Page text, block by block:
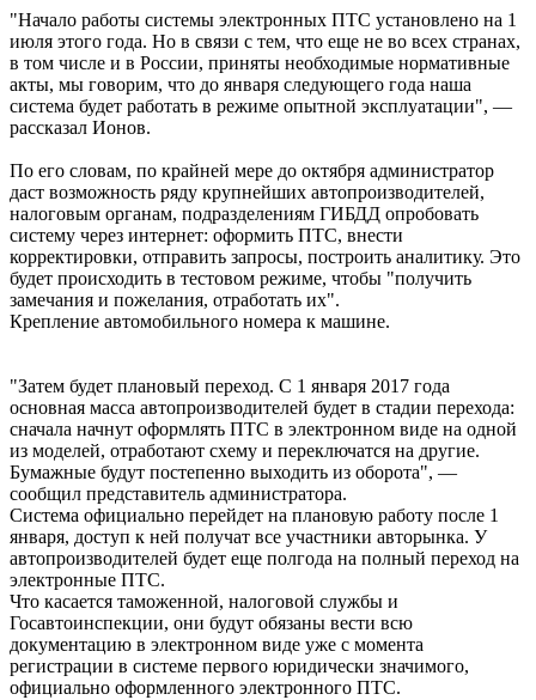
"Начало работы системы электронных ПТС установлено на 1
июля этого года. Но в связи с тем, что еще не во всех странах,
в том числе и в России, приняты необходимые нормативные
акты, мы говорим, что до января следующего года наша
система будет работать в режиме опытной эксплуатации", —
рассказал Ионов.
По его словам, по крайней мере до октября администратор
даст возможность ряду крупнейших автопроизводителей,
налоговым органам, подразделениям ГИБДД опробовать
систему через интернет: оформить ПТС, внести
корректировки, отправить запросы, построить аналитику. Это
будет происходить в тестовом режиме, чтобы "получить
замечания и пожелания, отработать их".
Крепление автомобильного номера к машине.
"Затем будет плановый переход. С 1 января 2017 года
основная масса автопроизводителей будет в стадии перехода:
сначала начнут оформлять ПТС в электронном виде на одной
из моделей, отработают схему и переключатся на другие.
Бумажные будут постепенно выходить из оборота", —
сообщил представитель администратора.
Система официально перейдет на плановую работу после 1
января, доступ к ней получат все участники авторынка. У
автопроизводителей будет еще полгода на полный переход на
электронные ПТС.
Что касается таможенной, налоговой службы и
Госавтоинспекции, они будут обязаны вести всю
документацию в электронном виде уже с момента
регистрации в системе первого юридически значимого,
официально оформленного электронного ПТС.